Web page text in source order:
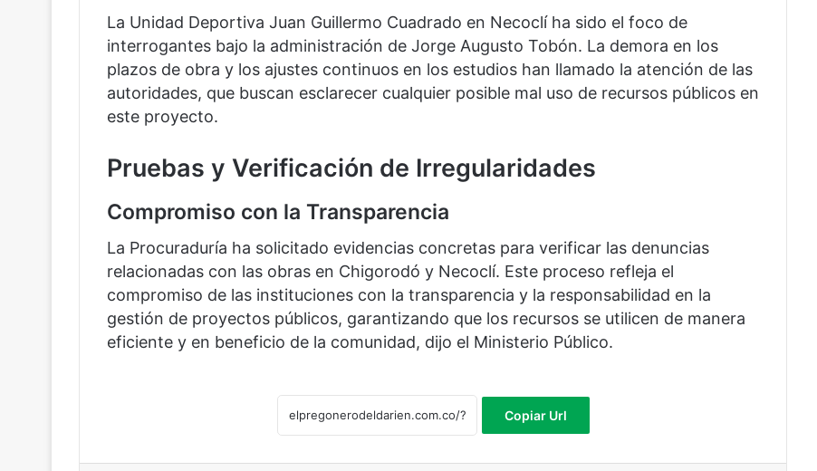
La Unidad Deportiva Juan Guillermo Cuadrado en Necoclí ha sido el foco de
interrogantes bajo la administración de Jorge Augusto Tobón. La demora en los
plazos de obra y los ajustes continuos en los estudios han llamado la atención de las
autoridades, que buscan esclarecer cualquier posible mal uso de recursos públicos en
este proyecto.
Pruebas y Verificación de Irregularidades
Compromiso con la Transparencia
La Procuraduría ha solicitado evidencias concretas para verificar las denuncias
relacionadas con las obras en Chigorodó y Necoclí. Este proceso refleja el
compromiso de las instituciones con la transparencia y la responsabilidad en la
gestión de proyectos públicos, garantizando que los recursos se utilicen de manera
eficiente y en beneficio de la comunidad, dijo el Ministerio Público.
Copiar Url